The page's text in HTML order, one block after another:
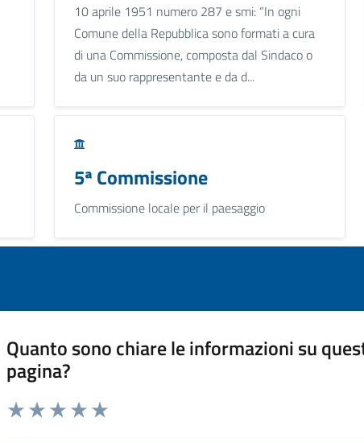
10 aprile 1951 numero 287 e smi: “In ogni
Comune della Repubblica sono formati a cura
di una Commissione, composta dal Sindaco o
da un suo rappresentante e da d...
5ª Commissione
Commissione locale per il paesaggio
Quanto sono chiare le informazioni su
pagina?
Valuta da 1 a 5 stelle la pagina